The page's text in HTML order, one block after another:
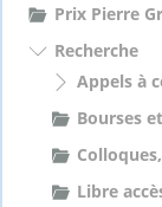
Prix Pierre
Recherche
Appels à
Bourses
Libre